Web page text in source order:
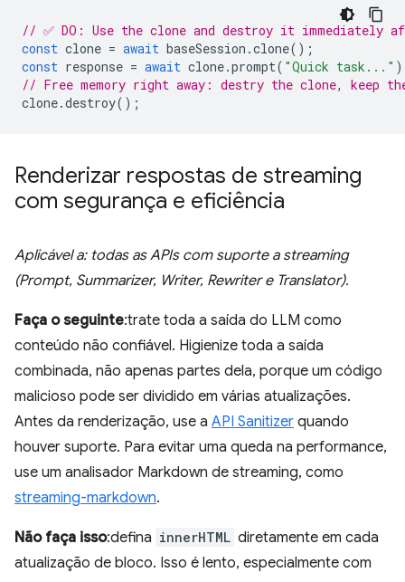
// ✅ DO: Use the clone and destroy it immediately
const clone = await baseSession .clone();
const response = await clone.prompt( "Quick task..."
// Free memory right away: destry the clone, keep the
clone.destroy();
Renderizar respostas de streaming
com segurança e eficiência
Aplicável a: todas as APIs com suporte a streaming
(Prompt, Summarizer, Writer, Rewriter e Translator).
Faça o seguinte:trate toda a saída do LLM como
conteúdo não confiável. Higienize toda a saída
combinada, não apenas partes dela, porque um código
malicioso pode ser dividido em várias atualizações.
Antes da renderização, use a API Sanitizer quando
houver suporte. Para evitar uma queda na performance,
use um analisador Markdown de streaming, como
streaming-markdown.
Não faça isso:defina innerHTML diretamente em cada
atualização de bloco. Isso é lento, especialmente com